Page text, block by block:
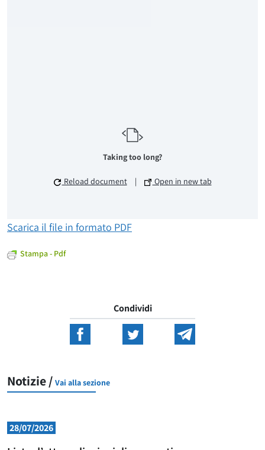
Taking too long?
Reload document | Open in new tab
Scarica il file in formato PDF
Stampa - Pdf
Condividi
Notizie / Vai alla sezione
28/07/2026